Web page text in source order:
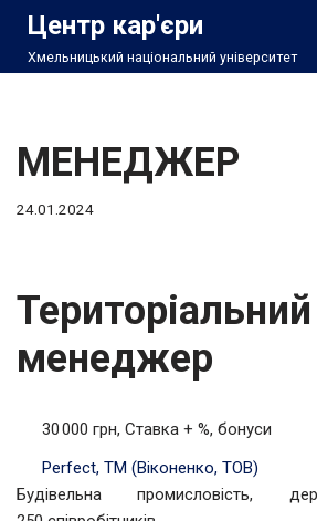
Перейти
Центр кар'єри
Хмельницький національний університет
МЕНЕДЖЕР
24.01.2024
Територіальний
менеджер
30 000 грн, Ставка + %, бонуси
Perfect, ТМ (Віконенко, ТОВ)
Будівельна промисловість,